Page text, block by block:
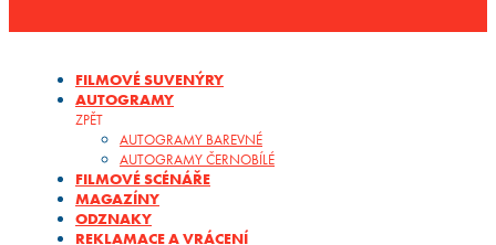
FILMOVÉ SUVENÝRY
AUTOGRAMY
ZPĚT
AUTOGRAMY BAREVNÉ
AUTOGRAMY ČERNOBÍLÉ
FILMOVÉ SCÉNÁŘE
MAGAZÍNY
ODZNAKY
REKLAMACE A VRÁCENÍ